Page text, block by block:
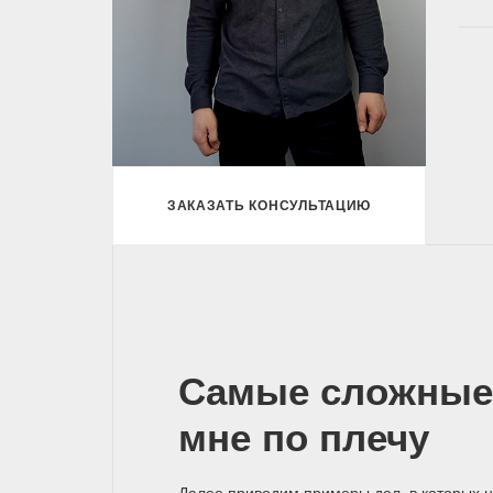
ЗАКАЗАТЬ КОНСУЛЬТАЦИЮ
Самые
мне по плечу